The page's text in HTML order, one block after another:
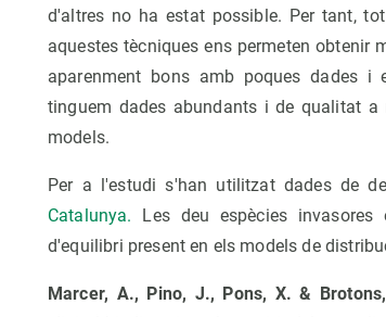
d'altres no ha estat possible. Per tant,
aquestes tècniques ens permeten obtenir
aparenment bons amb poques dades i
tinguem dades abundants i de qualitat a
models.
Per a l'estudi s'han utilitzat dades de
Catalunya. Les deu espècies
d'equilibri present en els models de
Marcer, A., Pino, J., Pons, X. &